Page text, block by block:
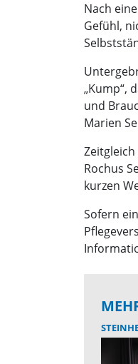
Nach
Gefühl,
„Kump“,
und
Marien
Rochus
kurzen
Sofern